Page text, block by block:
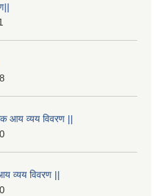
आय व्यय विवरण ||
व्यय विवरण ||